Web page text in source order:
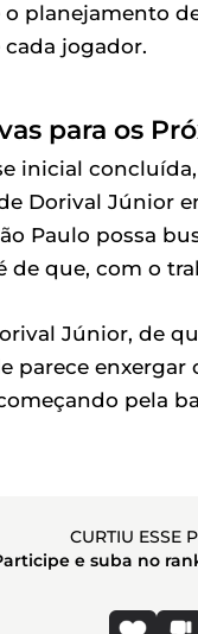
planejamento
jogador.
para os
inicial
Dorival Júnior
Paulo possa
de que, com o
Júnior, de
parece
pela
CURTIU ESSE
e suba no